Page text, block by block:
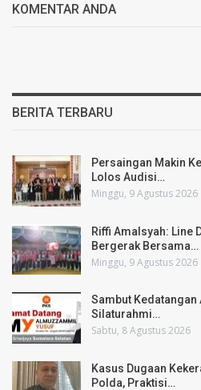
KOMENTAR ANDA
BERITA TERBARU
Persaingan Makin
Lolos Audisi…
Minggu, 9 Agustus 2026
Riffi Amalsyah: Line
Bergerak Bersama…
Minggu, 9 Agustus 2026
Sambut Kedatangan
Silaturahmi…
Sabtu, 8 Agustus 2026
Kasus Dugaan
Polda, Praktisi…